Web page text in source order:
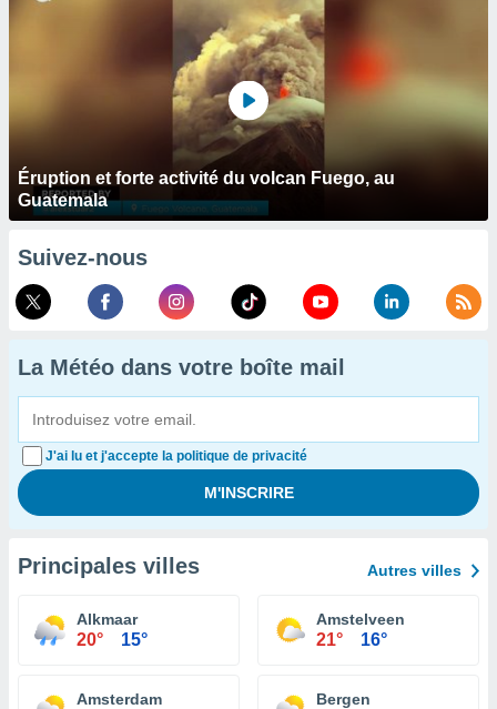
Éruption et forte activité du volcan Fuego, au
Guatemala
Suivez-nous
La Météo dans votre boîte mail
J'ai lu et j'accepte la politique de privacité
Principales villes Autres villes
Alkmaar
20° 15°
Amstelveen
21° 16°
Amsterdam Bergen